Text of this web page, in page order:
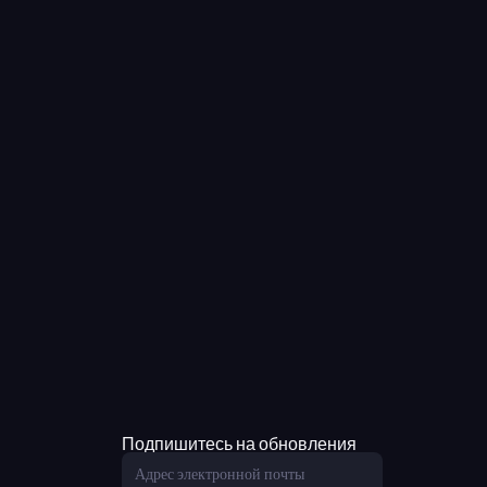
Подпишитесь на обновления